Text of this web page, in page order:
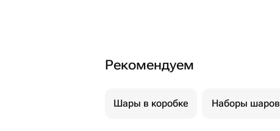
Рекомендуем
Шары в коробке Наборы шаров